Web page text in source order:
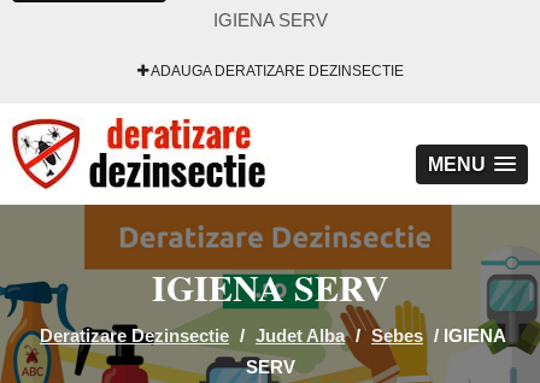
IGIENA SERV
ADAUGA DERATIZARE DEZINSECTIE
MENU
IGIENA SERV
Deratizare Dezinsectie / Judet Alba / Sebes / IGIENA
SERV